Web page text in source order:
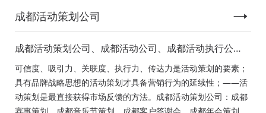
成都活动策划公司
成都活动策划公司、成都活动公司、成都活动执行公
司、成都庆典活动策划公司、成都发布会策划公司、成
都音乐节策划公司、成都年会活动策划
可信度、吸引力、关联度、执行力、传达力是活动策划的要素；
具有品牌战略思想的活动策划才具备营销行为的延续性；——活
动策划是最直接获得市场反馈的方法。成都活动策划公司：成都